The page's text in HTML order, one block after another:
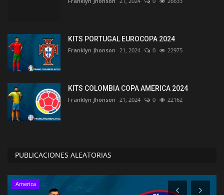
KITS PORTUGAL EUROCOPA 2024
Franklyn Jhonson 21, 2024 0 22975
KITS COLOMBIA COPA AMERICA 2024
Franklyn Jhonson 21, 2024 0 22162
PUBLICACIONES ALEATORIAS
America